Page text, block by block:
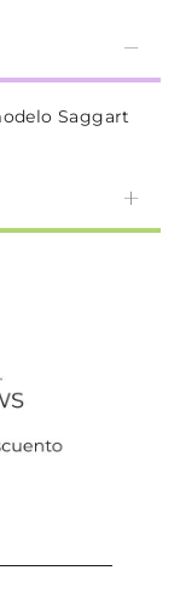
Saggart